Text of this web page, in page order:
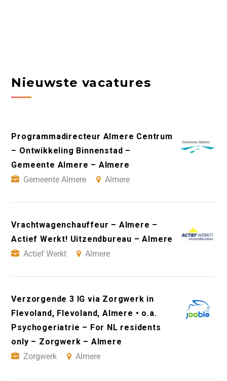
Nieuwste vacatures
Programmadirecteur Almere Centrum
– Ontwikkeling Binnenstad –
Gemeente Almere – Almere
Gemeente Almere
Almere
Vrachtwagenchauffeur – Almere –
Actief Werkt! Uitzendbureau – Almere
Actief Werkt
Almere
Verzorgende 3 IG via Zorgwerk in
Flevoland, Flevoland, Almere • o.a.
Psychogeriatrie – For NL residents
only – Zorgwerk – Almere
Zorgwerk
Almere